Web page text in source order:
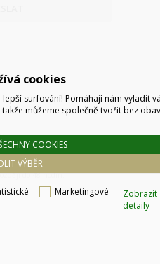
s.r.o.
vystavit kupujícímu účtenku. Zároveň
daně online, v případě technického
do 48 hodin.
cookies
surfování! Pomáhají nám vyladit
můžeme společně tvořit bez
VÝBĚR
COOKIES
Marketingové
Zobrazit
detaily